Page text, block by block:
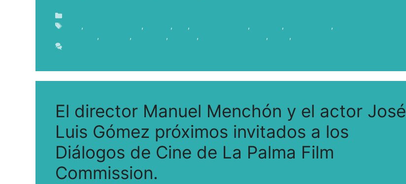
, , , , , , ,
, , , , , ,
El director Manuel Menchón y el actor José
Luis Gómez próximos invitados a los
Diálogos de Cine de La Palma Film
Commission.